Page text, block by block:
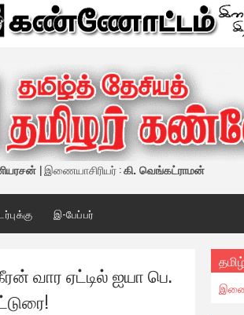
| இணையாசிரியர் :கி. வெங்கட்ராமன்
இ-பேப்பர்
வார ஏட்டில் ஐயா பெ.